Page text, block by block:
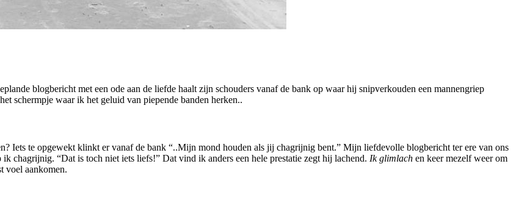
blogbericht met een ode aan de liefde haalt zijn schouders vanaf de bank op waar hij snipverkouden een mannengriep
schermpje waar ik het geluid van piepende banden herken..
Iets te opgewekt klinkt er vanaf de bank “..Mijn mond houden als jij chagrijnig bent.” Mijn liefdevolle blogbericht ter ere van ons
chagrijnig. “Dat is toch niet iets liefs!” Dat vind ik anders een hele prestatie zegt hij lachend. Ik glimlach en keer mezelf weer om
voel aankomen.